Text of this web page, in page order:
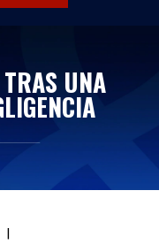
UNA
|